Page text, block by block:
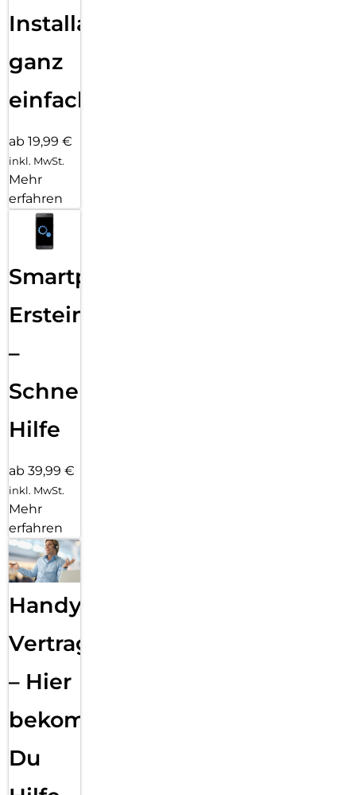
Installation
ganz
einfach
ab 19,99 €
inkl. MwSt.
Mehr
erfahren
Smartphone
Ersteinrichtung
–
Schnelle
Hilfe
ab 39,99 €
inkl. MwSt.
Mehr
erfahren
Handy
Vertragsabwicklung
– Hier
bekommst
Du